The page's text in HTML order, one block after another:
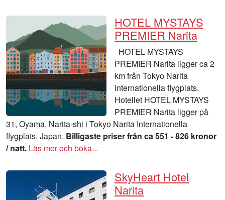
HOTEL MYSTAYS
PREMIER Narita
HOTEL MYSTAYS
PREMIER Narita ligger ca 2
km från Tokyo Narita
Internationella flygplats.
Hotellet HOTEL MYSTAYS
PREMIER Narita ligger på
31, Oyama, Narita-shi i Tokyo Narita Internationella
flygplats, Japan. Billigaste priser från ca 551 - 826 kronor
/ natt. Läs mer och boka...
SkyHeart Hotel
Narita